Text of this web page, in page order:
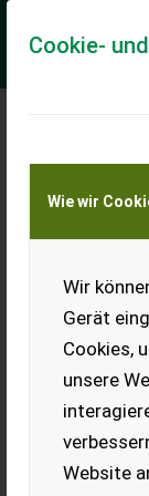
Cookie-
Wie wir
Wir
Gerät
Cookies,
unsere
Website
Meine
Transport